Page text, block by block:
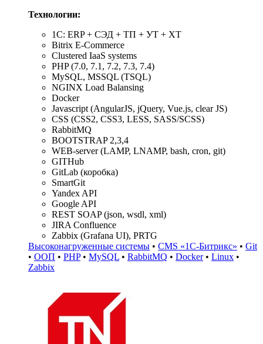
Технологии:
1C: ERP + СЭД + ТП + УТ + ХТ
Bitrix E-Commerce
Clustered IaaS systems
PHP (7.0, 7.1, 7.2, 7.3, 7.4)
MySQL, MSSQL (TSQL)
NGINX Load Balansing
Docker
Javascript (AngularJS, jQuery, Vue.js, clear JS)
CSS (CSS2, CSS3, LESS, SASS/SCSS)
RabbitMQ
BOOTSTRAP 2,3,4
WEB-server (LAMP, LNAMP, bash, cron, git)
GITHub
GitLab (коробка)
SmartGit
Yandex API
Google API
REST SOAP (json, wsdl, xml)
JIRA Confluence
Zabbix (Grafana UI), PRTG
Высоконагруженные системы • CMS «1С-Битрикс» • Git
• ООП • PHP• MySQL • RabbitMQ • Docker• Linux •
Zabbix